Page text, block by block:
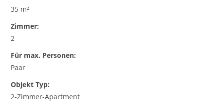
35 m²
Zimmer:
2
Für max. Personen:
Paar
Objekt Typ:
2-Zimmer-Apartment